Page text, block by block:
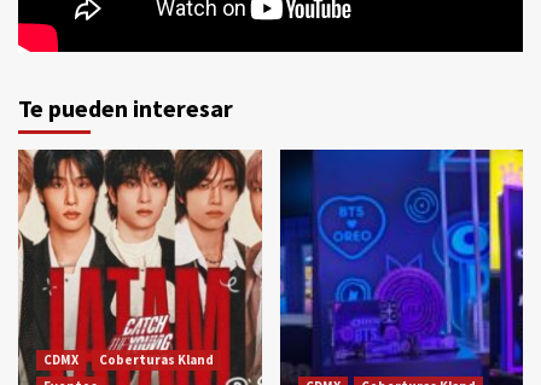
Te pueden interesar
CDMX
Coberturas Kland